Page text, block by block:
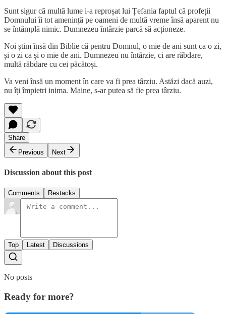
Sunt sigur că multă lume i-a reproșat lui Țefania faptul că profeții
Domnului îi tot amenință pe oameni de multă vreme însă aparent nu
se întâmplă nimic. Dumnezeu întârzie parcă să acționeze.
Noi știm însă din Biblie că pentru Domnul, o mie de ani sunt ca o zi,
și o zi ca și o mie de ani. Dumnezeu nu întârzie, ci are răbdare,
multă răbdare cu cei păcătoși.
Va veni însă un moment în care va fi prea târziu. Astăzi dacă auzi,
nu îți împietri inima. Maine, s-ar putea să fie prea târziu.
Share
Previous
Next
Discussion about this post
Comments Restacks
Top Latest Discussions
No posts
Ready for more?